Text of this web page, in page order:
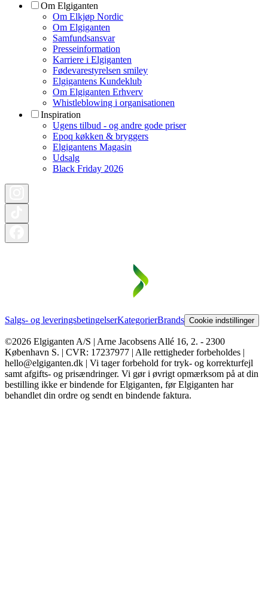
Om Elgiganten
Om Elkjøp Nordic
Om Elgiganten
Samfundsansvar
Presseinformation
Karriere i Elgiganten
Fødevarestyrelsen smiley
Elgigantens Kundeklub
Om Elgiganten Erhverv
Whistleblowing i organisationen
Inspiration
Ugens tilbud - og andre gode priser
Epoq køkken & bryggers
Elgigantens Magasin
Udsalg
Black Friday 2026
Salgs- og leveringsbetingelserKategorierBrands Cookie indstillinger
©2026 Elgiganten A/S | Arne Jacobsens Allé 16, 2. - 2300
København S. | CVR: 17237977 | Alle rettigheder forbeholdes |
hello@elgiganten.dk | Vi tager forbehold for tryk- og korrekturfejl
samt afgifts- og prisændringer. Vi gør i øvrigt opmærksom på at din
bestilling ikke er bindende for Elgiganten, før Elgiganten har
behandlet din ordre og sendt en bindende faktura.